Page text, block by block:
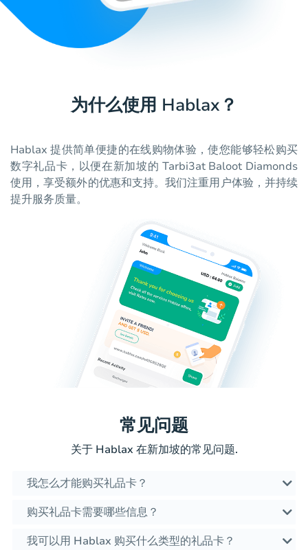
为什么使用 Hablax？
Hablax 提供简单便捷的在线购物体验，使您能够轻松购买
数字礼品卡，以便在新加坡的 Tarbi3at Baloot Diamonds
使用，享受额外的优惠和支持。我们注重用户体验，并持续
提升服务质量。
常见问题
关于 Hablax 在新加坡的常见问题.
我怎么才能购买礼品卡？
购买礼品卡需要哪些信息？
我可以用 Hablax 购买什么类型的礼品卡？